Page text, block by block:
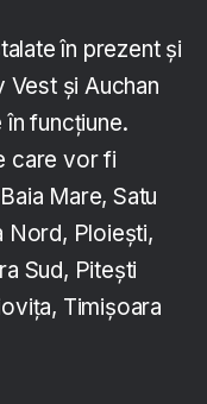
în prezent și
Vest și Auchan
în funcțiune.
care vor fi
Mare, Satu
Nord, Ploiești,
Sud, Pitești
Timișoara